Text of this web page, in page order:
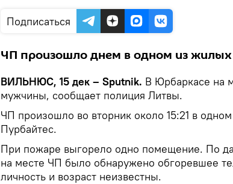
Подписаться
ЧП произошло днем в одном из
ВИЛЬНЮС, 15 дек – Sputnik. В Юрбаркасе на
мужчины, сообщает полиция Литвы.
ЧП произошло во вторник около 15:21 в
Пурбайтес.
При пожаре выгорело одно помещение. По
на месте ЧП было обнаружено обгоревшее
личность и возраст неизвестны.